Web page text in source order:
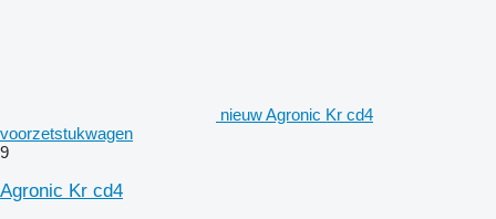
nieuw Agronic Kr cd4
voorzetstukwagen
9
Agronic Kr cd4